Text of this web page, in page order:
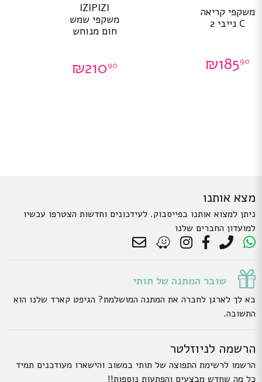
משקפי קריאה
C נייבי 2
₪18590
IZIPIZI
משקפי שמש
חום מנוחש
₪21090
מצא אותנו
ניתן למצוא אותנו בפייסבוק. לעידכונים וחדשות הצטרפו עכשיו
למועדון החברים שלנו
שובר המתנה של תותי
בא לך לארגן לחברה את המתנה המושלמת? הגיפט קארד שלנו הוא
התשובה.
הרשמה לניוזלטר
הרשמו לרשימת התפוצה של תותי במשוב והישארו מעודכנים תמיד
כל מה שחדש מבצעים והפתעות נוספות!!